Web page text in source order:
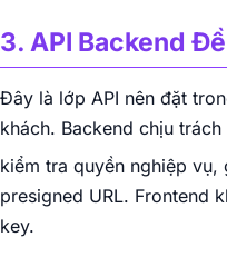
3. API Backend
Đây là lớp API nên đặt
khách. Backend chịu
kiểm tra quyền nghiệp vụ,
presigned URL. Frontend
key.